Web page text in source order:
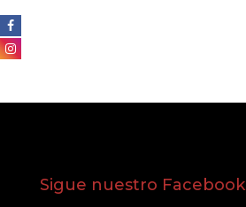
Sigue nuestro Facebook